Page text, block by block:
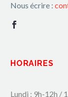
Nous écrire :
HORAIRES
Lundi : 9h-12h /